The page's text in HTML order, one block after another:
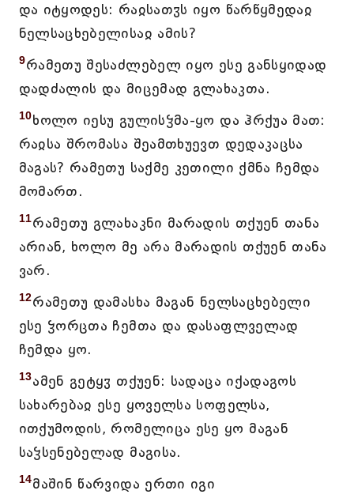
და იტყოდეს: რაჲსათჳს იყო წარწყმედაჲ
ნელსაცხებელისაჲ ამის?
9რამეთუ შესაძლებელ იყო ესე განსყიდად
დადძალის და მიცემად გლახაკთა.
10ხოლო იესუ გულისჴმა-ყო და ჰრქუა მათ:
რაჲსა შრომასა შეამთხუევთ დედაკაცსა
მაგას? რამეთუ საქმე კეთილი ქმნა ჩემდა
მომართ.
11რამეთუ გლახაკნი მარადის თქუენ თანა
არიან, ხოლო მე არა მარადის თქუენ თანა
ვარ.
12რამეთუ დამასხა მაგან ნელსაცხებელი
ესე ჴორცთა ჩემთა და დასაფლველად
ჩემდა ყო.
13ამენ გეტყჳ თქუენ: სადაცა იქადაგოს
სახარებაჲ ესე ყოველსა სოფელსა,
ითქუმოდის, რომელიცა ესე ყო მაგან
საჴსენებელად მაგისა.
14მაშინ წარვიდა ერთი იგი